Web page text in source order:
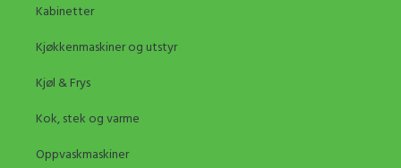
Kabinetter
Kjøkkenmaskiner og utstyr
Kjøl & Frys
Kok, stek og varme
Oppvaskmaskiner